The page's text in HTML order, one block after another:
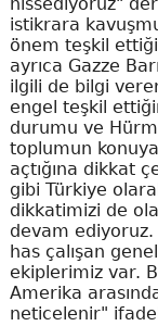
hissediyoruz"
istikrara
önem teşkil
ayrıca Gazze
ilgili de bilgi
engel teşkil
durumu ve
toplumun konuya
açtığına dikkat
gibi Türkiye
dikkatimizi de
devam ediyoruz.
has çalışan
ekiplerimiz var.
Amerika
neticelenir"